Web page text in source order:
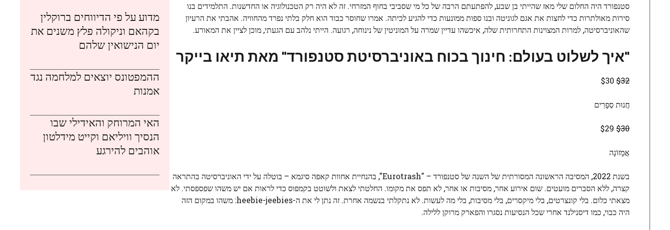
סטנפורד היה החלום שלי מאז שהייתי בן שבע, להפתעתם הרבה של כל מי שסביבי בחוף המזרחי. זה לא היה רק ​​הטכנולוגיה או החדשנות. התלמידים בנו
סירות מאולתרות כדי לחצות את אגם לגוניטה ובנו ספות ממונעות כדי להגיע לכיתה. אמרו שחוסר כבוד הוא חלק בלתי נפרד מהחוויה. אהבתי את הרעיון
שהאוניברסיטה, למרות המצוינות התחרותית שלה, איכשהו עדיין שמרה על המוניטין של נינוחה, רגועה. הייתי נלהב עם הגעתי, מוכן לציין את המאורע.
"איך לשלוט בעולם: חינוך בכוח באוניברסיטת סטנפורד" מאת תיאו בייקר
$32
$30
חֲנוּת סְפָרִים
$30
$29
אֲמָזוֹנָה
בשנת 2022, המסיבה הראשונה המסורתית של השנה של סטנפורד – "Eurotrash", בהנחיית אחוות קאפה סיגמא – בוטלה על ידי האוניברסיטה בהתראה
קצרה, ללא הסברים מועטים. שום אירוע אחר, מסיבות או אחר, לא תפס את מקומו. החלטתי לצאת ולשוטט בקמפוס כדי לראות אם יש משהו שפספסתי. לא
מצאתי כלום. בלי קונצרטים, בלי מיקסרים, בלי מסיבות, בלי מה לעשות. לא נתקלתי בנשמה אחרת. זה נתן לי את ה-heebie-jeebies: משהו במקום הזה
היה כבוי, כמו דיסנילנד אחרי שכל הנסיעות נסגרו והפארק מרוקן ללילה.
מדוע על פי הדיווחים ברוקלין
בקהאם וניקולה פלץ משנים את
יום הנישואין שלהם
ההמפטונס יוצאים למלחמה נגד
אמנות
האי המרוחק והאידילי שבו
הנסיך וויליאם וקייט מידלטון
אוהבים להירגע